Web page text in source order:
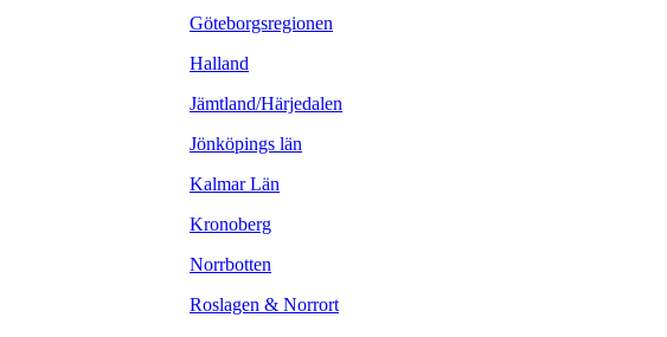
Göteborgsregionen
Halland
Jämtland/Härjedalen
Jönköpings län
Kalmar Län
Kronoberg
Norrbotten
Roslagen & Norrort